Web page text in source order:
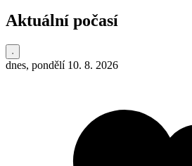
Aktuální počasí
dnes, pondělí 10. 8. 2026